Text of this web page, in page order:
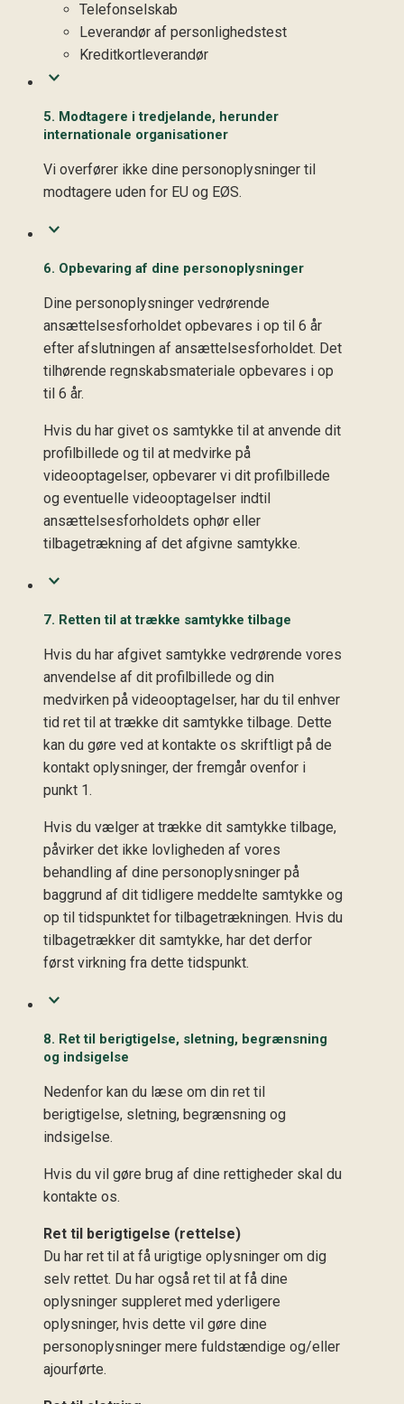
Telefonselskab
Leverandør af personlighedstest
Kreditkortleverandør
5. Modtagere i tredjelande, herunder
internationale organisationer
Vi overfører ikke dine personoplysninger til
modtagere uden for EU og EØS.
6. Opbevaring af dine personoplysninger
Dine personoplysninger vedrørende
ansættelsesforholdet opbevares i op til 6 år
efter afslutningen af ansættelsesforholdet. Det
tilhørende regnskabsmateriale opbevares i op
til 6 år.
Hvis du har givet os samtykke til at anvende dit
profilbillede og til at medvirke på
videooptagelser, opbevarer vi dit profilbillede
og eventuelle videooptagelser indtil
ansættelsesforholdets ophør eller
tilbagetrækning af det afgivne samtykke.
7. Retten til at trække samtykke tilbage
Hvis du har afgivet samtykke vedrørende vores
anvendelse af dit profilbillede og din
medvirken på videooptagelser, har du til enhver
tid ret til at trække dit samtykke tilbage. Dette
kan du gøre ved at kontakte os skriftligt på de
kontakt oplysninger, der fremgår ovenfor i
punkt 1.
Hvis du vælger at trække dit samtykke tilbage,
påvirker det ikke lovligheden af vores
behandling af dine personoplysninger på
baggrund af dit tidligere meddelte samtykke og
op til tidspunktet for tilbagetrækningen. Hvis du
tilbagetrækker dit samtykke, har det derfor
først virkning fra dette tidspunkt.
8. Ret til berigtigelse, sletning, begrænsning
og indsigelse
Nedenfor kan du læse om din ret til
berigtigelse, sletning, begrænsning og
indsigelse.
Hvis du vil gøre brug af dine rettigheder skal du
kontakte os.
Ret til berigtigelse (rettelse)
Du har ret til at få urigtige oplysninger om dig
selv rettet. Du har også ret til at få dine
oplysninger suppleret med yderligere
oplysninger, hvis dette vil gøre dine
personoplysninger mere fuldstændige og/eller
ajourførte.